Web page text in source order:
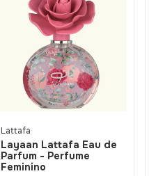
Lattafa
Layaan Lattafa Eau de
Parfum - Perfume
Feminino